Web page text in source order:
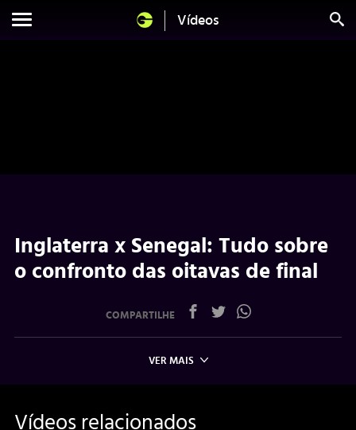
Vídeos
Inglaterra x Senegal: Tudo sobre
o confronto das oitavas de final
COMPARTILHE
VER MAIS
Vídeos relacionados